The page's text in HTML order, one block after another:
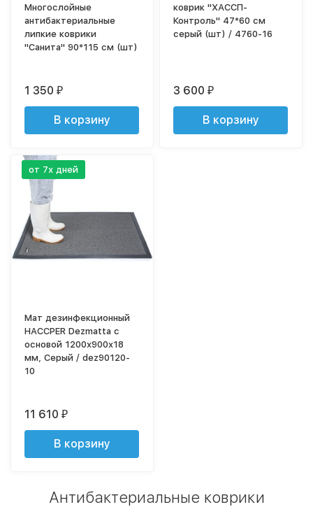
Многослойные
антибактериальные
липкие коврики
"Санита" 90*115 см (шт)
1 350₽
В корзину
коврик "ХАССП-
Контроль" 47*60 см
серый (шт) / 4760-16
3 600₽
В корзину
от 7х дней
Мат дезинфекционный
HACCPER Dezmatta с
основой 1200x900x18
мм, Серый / dez90120-
10
11 610₽
В корзину
Антибактериальные коврики